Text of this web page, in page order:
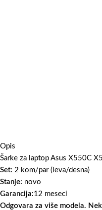
Opis
Šarke za laptop Asus X550C
Set: 2 kom/par (leva/desna)
Stanje: novo
Garancija:12 meseci
Odgovara za više modela.